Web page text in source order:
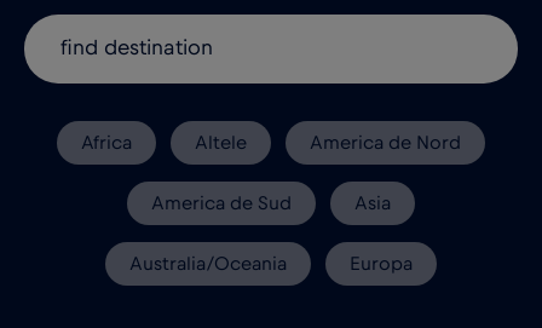
Africa Altele America de Nord
America de Sud Asia
Australia/Oceania Europa